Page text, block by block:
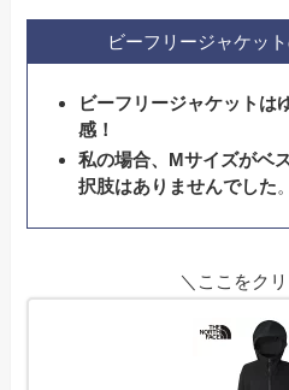
ビーフリージャケッ
ビーフリージャケットは
感！
私の場合、Mサイズがベ
択肢はありませんでした。
＼ここをク